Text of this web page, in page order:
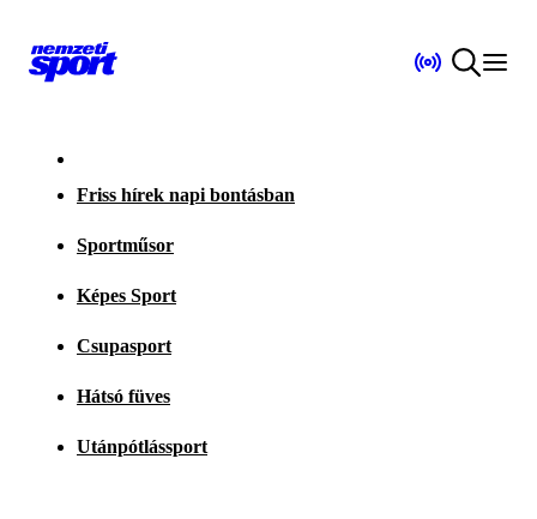
Friss hírek napi bontásban
Sportműsor
Képes Sport
Csupasport
Hátsó füves
Utánpótlássport